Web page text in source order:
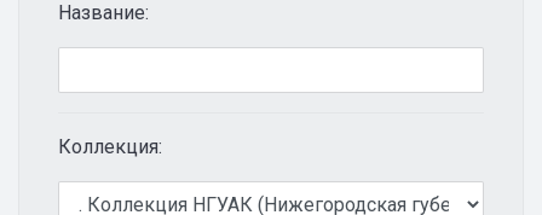
Название:
Коллекция: